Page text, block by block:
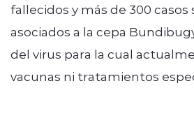
fallecidos y más de 300 casos
asociados a la cepa
del virus para la cual
vacunas ni tratamientos